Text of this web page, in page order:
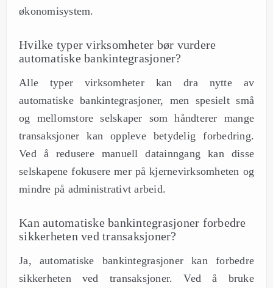
økonomisystem.
Hvilke typer virksomheter bør vurdere
automatiske bankintegrasjoner?
Alle typer virksomheter kan dra nytte av
automatiske bankintegrasjoner, men spesielt små
og mellomstore selskaper som håndterer mange
transaksjoner kan oppleve betydelig forbedring.
Ved å redusere manuell datainngang kan disse
selskapene fokusere mer på kjernevirksomheten og
mindre på administrativt arbeid.
Kan automatiske bankintegrasjoner forbedre
sikkerheten ved transaksjoner?
Ja, automatiske bankintegrasjoner kan forbedre
sikkerheten ved transaksjoner. Ved å bruke